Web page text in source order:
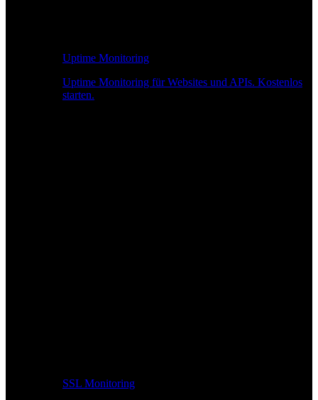
Uptime Monitoring
Uptime Monitoring für Websites und APIs. Kostenlos
starten.
SSL Monitoring